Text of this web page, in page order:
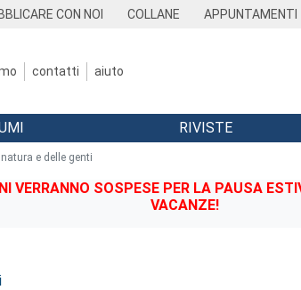
CON NOI COLLANE APPUNTAMENTI
contatti aiuto
RIVISTE
e delle genti
VERRANNO SOSPESE PER LA PAUSA
VACANZE!